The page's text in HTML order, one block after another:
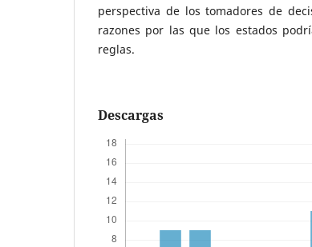
perspectiva de los tomadores de
razones por las que los estados
reglas.
Descargas